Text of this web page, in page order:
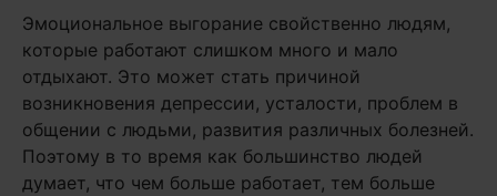
Эмоциональное выгорание свойственно людям,
которые работают слишком много и мало
отдыхают. Это может стать причиной
возникновения депрессии, усталости, проблем в
общении с людьми, развития различных болезней.
Поэтому в то время как большинство людей
думает, что чем больше работает, тем больше